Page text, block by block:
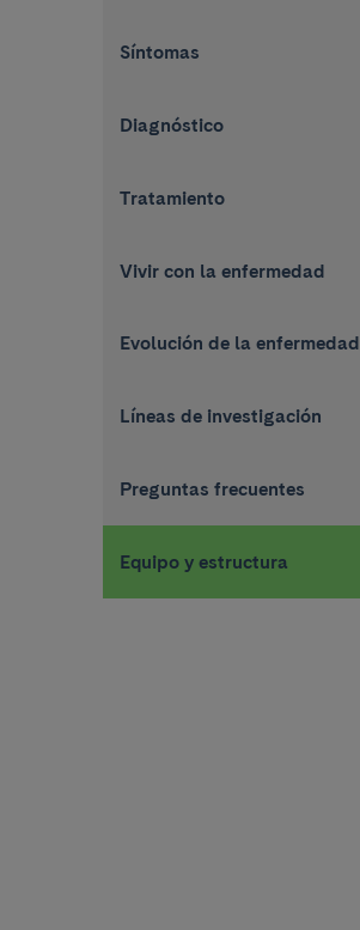
Síntomas
Diagnóstico
Tratamiento
Vivir con la enfermedad
Evolución de la enfermedad
Líneas de investigación
Preguntas frecuentes
Equipo y estructura